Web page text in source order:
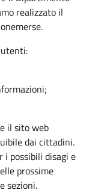
realizzato il
il sito web
dai cittadini.
i possibili disagi e
prossime
sezioni.